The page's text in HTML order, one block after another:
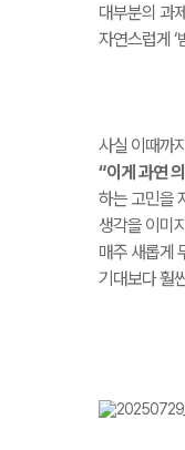
대부분의 과
자연스럽게 ‘
사실 이때까
“이게 과연
하는 고민을
생각을 이미
매주 새롭게
기대보다훨